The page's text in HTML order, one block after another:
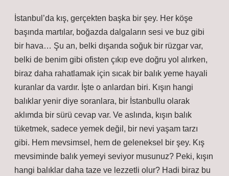
İstanbul’da kış, gerçekten başka bir şey. Her köşe
başında martılar, boğazda dalgaların sesi ve buz gibi
bir hava… Şu an, belki dışarıda soğuk bir rüzgar var,
belki de benim gibi ofisten çıkıp eve doğru yol alırken,
biraz daha rahatlamak için sıcak bir balık yeme hayali
kuranlar da vardır. İşte o anlardan biri. Kışın hangi
balıklar yenir diye soranlara, bir İstanbullu olarak
aklımda bir sürü cevap var. Ve aslında, kışın balık
tüketmek, sadece yemek değil, bir nevi yaşam tarzı
gibi. Hem mevsimsel, hem de geleneksel bir şey. Kış
mevsiminde balık yemeyi seviyor musunuz? Peki, kışın
hangi balıklar daha taze ve lezzetli olur? Hadi biraz bu